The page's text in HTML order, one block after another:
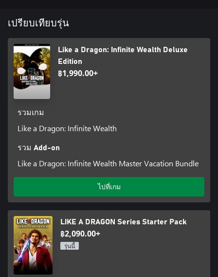
เปรียบเทียบรุ่น
Like a Dragon: Infinite Wealth Deluxe
Edition
฿1,990.00+
รวมเกม
Like a Dragon: Infinite Wealth
รวม Add-on
Like a Dragon: Infinite Wealth Master Vacation Bundle
ไปที่เกม
LIKE A DRAGON Series Starter Pack
฿2,090.00+
รุ่นนี้